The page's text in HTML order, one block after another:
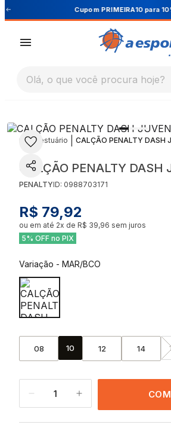
Cupom PRIMEIRA10 para
Olá, o que você procura hoje?
| Vestuário CALÇÃO PENALTY DASH
CALÇÃO PENALTY DASH
PENALTYID: 0988703171
R$ 79,92
ou em até 2x de R$ 39,96 sem juros
5% OFF no PIX
Variação - MAR/BCO
08 10 12 14
1